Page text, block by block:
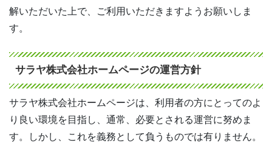
解いただいた上で、ご利用いただきますようお願いしま
す。
サラヤ株式会社ホームページの運営方針
サラヤ株式会社ホームページは、利用者の方にとってのよ
り良い環境を目指し、通常、必要とされる運営に努めま
す。しかし、これを義務として負うものでは有りません。